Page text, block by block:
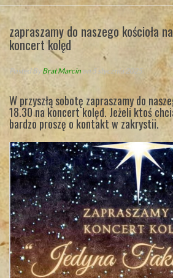
zapraszamy do naszego kościoła
koncert kolęd
Posted ByBrat Marcin on 5 stycznia 2025
W przyszłą sobotę zapraszamy do
18.30 na koncert kolęd. Jeżeli ktoś
bardzo proszę o kontakt w zakrystii.